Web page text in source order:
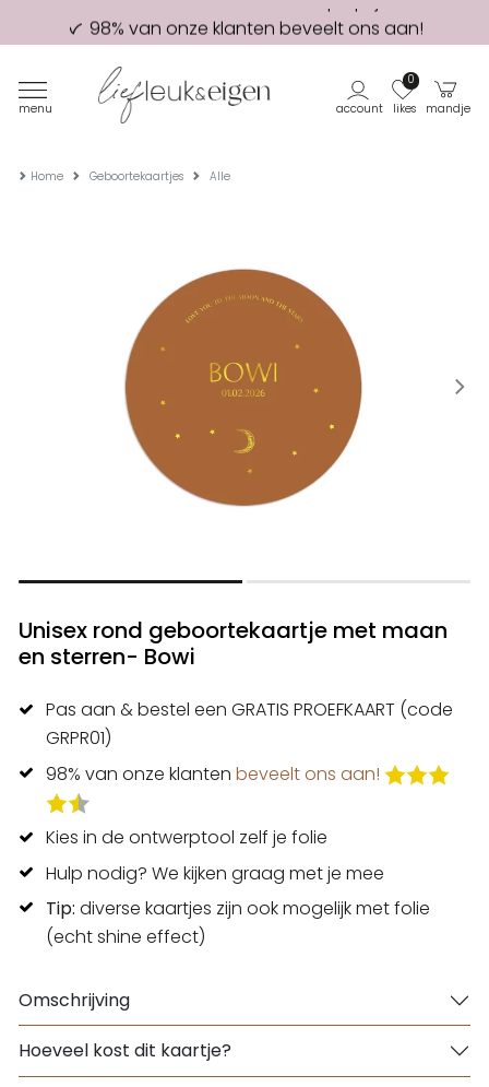
98% van onze klanten beveelt ons aan!
Eerste proefdruk GRATIS
menu account likes
0
mandje
Home Geboortekaartjes Alle
Unisex rond geboortekaartje met maan
en sterren- Bowi
Pas aan & bestel een GRATIS PROEFKAART (code
GRPR01)
98% van onze klanten beveelt ons aan!
Kies in de ontwerptool zelf je folie
Hulp nodig? We kijken graag met je mee
Tip: diverse kaartjes zijn ook mogelijk met folie
(echt shine effect)
Omschrijving
Hoeveel kost dit kaartje?